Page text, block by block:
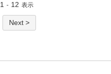
1 - 12 表示
Next >